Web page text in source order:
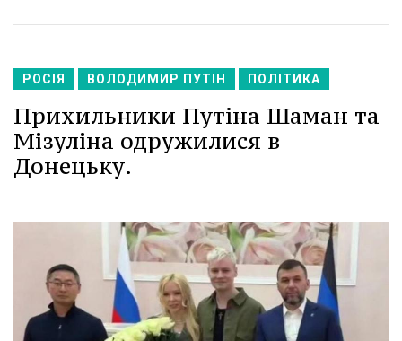
РОСІЯ ВОЛОДИМИР ПУТІН ПОЛІТИКА
Прихильники Путіна Шаман та
Мізуліна одружилися в
Донецьку.